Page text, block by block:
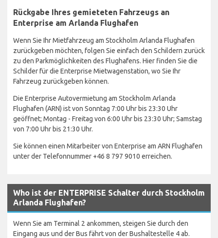
Rückgabe Ihres gemieteten Fahrzeugs an
Enterprise am Arlanda Flughafen
Wenn Sie Ihr Mietfahrzeug am Stockholm Arlanda Flughafen
zurückgeben möchten, folgen Sie einfach den Schildern zurück
zu den Parkmöglichkeiten des Flughafens. Hier finden Sie die
Schilder für die Enterprise Mietwagenstation, wo Sie Ihr
Fahrzeug zurückgeben können.
Die Enterprise Autovermietung am Stockholm Arlanda
Flughafen (ARN) ist von Sonntag 7:00 Uhr bis 23:30 Uhr
geöffnet; Montag - Freitag von 6:00 Uhr bis 23:30 Uhr; Samstag
von 7:00 Uhr bis 21:30 Uhr.
Sie können einen Mitarbeiter von Enterprise am ARN Flughafen
unter der Telefonnummer +46 8 797 9010 erreichen.
Who ist der ENTERPRISE Schalter durch Stockholm
Arlanda Flughafen?
Wenn Sie am Terminal 2 ankommen, steigen Sie durch den
Eingang aus und der Bus fährt von der Bushaltestelle 4 ab.